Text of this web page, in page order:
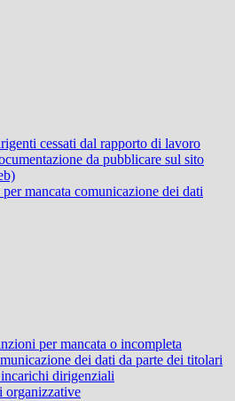
cessati dal rapporto di lavoro
da pubblicare sul sito
mancata comunicazione dei dati
per mancata o incompleta
dei dati da parte dei titolari
dirigenziali
organizzative